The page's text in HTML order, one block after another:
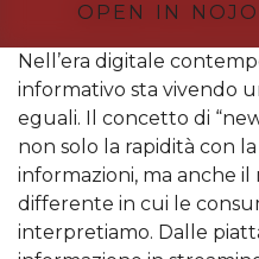
OPEN IN
OPEN IN
Nell’era digitale
informativo sta vivendo
eguali. Il concetto di
non solo la rapidità con
informazioni, ma anche
differente in cui le
interpretiamo. Dalle